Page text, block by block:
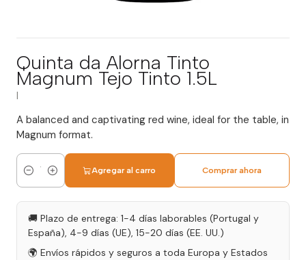
Quinta da Alorna Tinto
Magnum Tejo Tinto 1.5L
A balanced and captivating red wine, ideal for the table, in
Magnum format.
Cantidad
Agregar al carro Comprar ahora
🚚 Plazo de entrega: 1-4 días laborables (Portugal y
España), 4-9 días (UE), 15-20 días (EE. UU.)
🌍 Envíos rápidos y seguros a toda Europa y Estados